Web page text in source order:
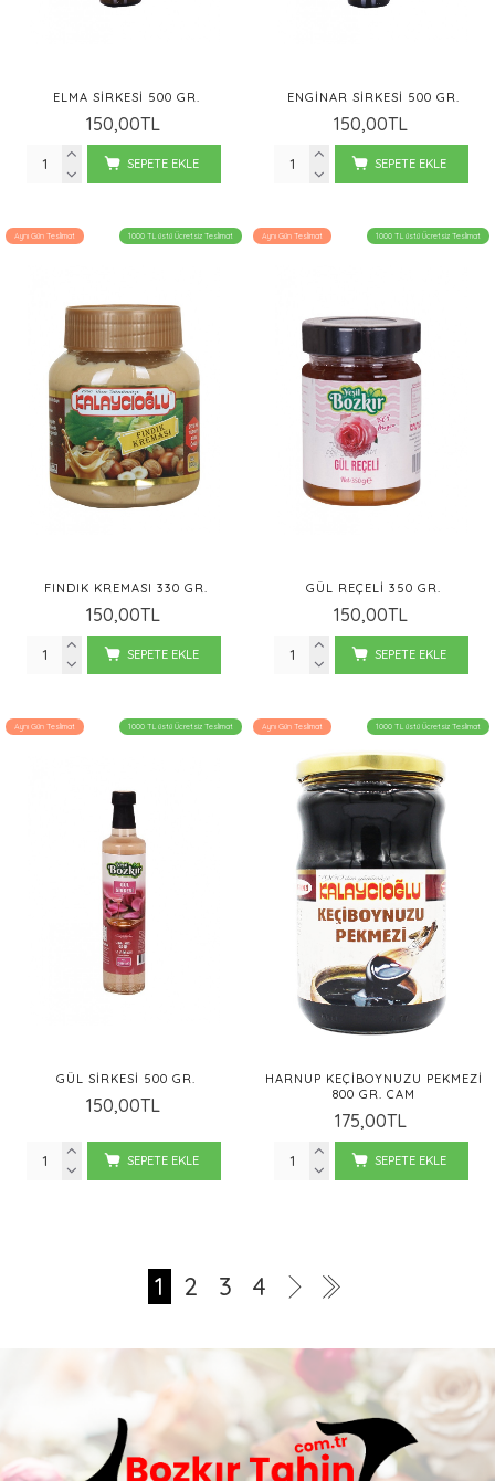
ELMA SİRKESI 500 GR.
150,00TL
SEPETE EKLE
ENGINAR SIRKESI 500 GR.
150,00TL
SEPETE EKLE
Aynı Gün Teslimat 1000 TL üstü Ücretsiz Teslimat
FINDIK KREMASI 330 GR.
150,00TL
SEPETE EKLE
Aynı Gün Teslimat 1000 TL üstü Ücretsiz Teslimat
GÜL REÇELI 350 GR.
150,00TL
SEPETE EKLE
Aynı Gün Teslimat 1000 TL üstü Ücretsiz Teslimat
GÜL SIRKESI 500 GR.
150,00TL
SEPETE EKLE
Aynı Gün Teslimat 1000 TL üstü Ücretsiz Teslimat
HARNUP KEÇIBOYNUZU PEKMEZI
800 GR. CAM
175,00TL
SEPETE EKLE
1 2 3 4